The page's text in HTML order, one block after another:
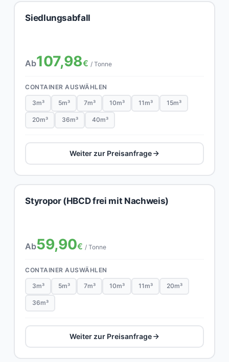
Siedlungsabfall
Ab107,98€ / Tonne
CONTAINER AUSWÄHLEN
3m³ 5m³ 7m³ 10m³ 11m³ 15m³
20m³ 36m³ 40m³
Weiter zur Preisanfrage
Styropor (HBCD frei mit Nachweis)
Ab59,90€ / Tonne
CONTAINER AUSWÄHLEN
3m³ 5m³ 7m³ 10m³ 11m³ 20m³
36m³
Weiter zur Preisanfrage